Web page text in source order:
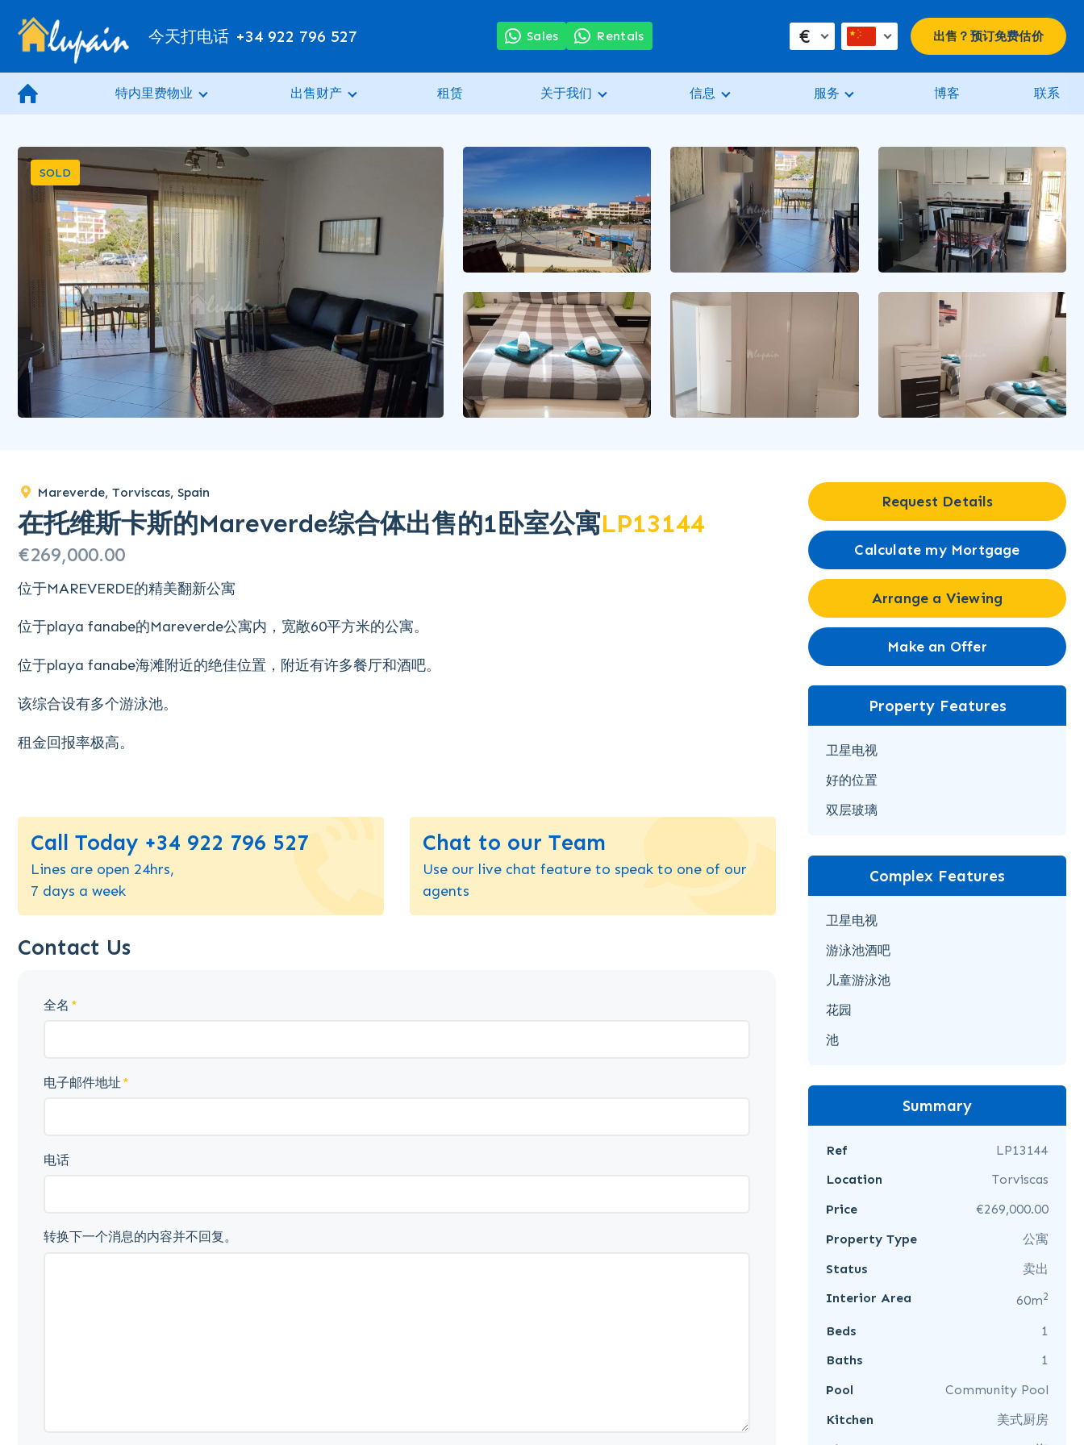
今天打电话 +34 922 796 527 Sales Rentals € 出售？预订免费估价
特内里费物业 出售财产 租赁 关于我们 信息 服务 博客 联系
SOLD
Mareverde, Torviscas, Spain
在托维斯卡斯的Mareverde综合体出售的1卧室公寓LP13144
€269,000.00
位于MAREVERDE的精美翻新公寓
位于playa fanabe的Mareverde公寓内，宽敞60平方米的公寓。
位于playa fanabe海滩附近的绝佳位置，附近有许多餐厅和酒吧。
该综合设有多个游泳池。
租金回报率极高。
Call Today +34 922 796 527
Lines are open 24hrs,
7 days a week
Chat to our Team
Use our live chat feature to speak to one of our
agents
Contact Us
全名
电子邮件地址
电话
转换下一个消息的内容并不回复。
Request Details
Calculate my Mortgage
Arrange a Viewing
Make an Offer
Property Features
卫星电视
好的位置
双层玻璃
Complex Features
卫星电视
游泳池酒吧
儿童游泳池
花园
池
Summary
Ref
LP13144
Location
Torviscas
Price
€269,000.00
Property Type
公寓
Status
卖出
Interior Area
60m2
Beds
1
Baths
1
Pool
Community Pool
Kitchen
美式厨房